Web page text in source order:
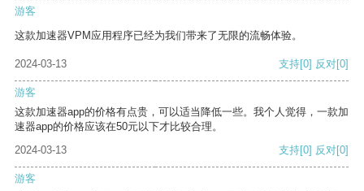
游客
这款加速器VPM应用程序已经为我们带来了无限的流畅体验。
2024-03-13 支持[0] 反对[0]
游客
这款加速器app的价格有点贵，可以适当降低一些。我个人觉得，一款加
速器app的价格应该在50元以下才比较合理。
2024-03-13
支持[0] 反对[0]
游客